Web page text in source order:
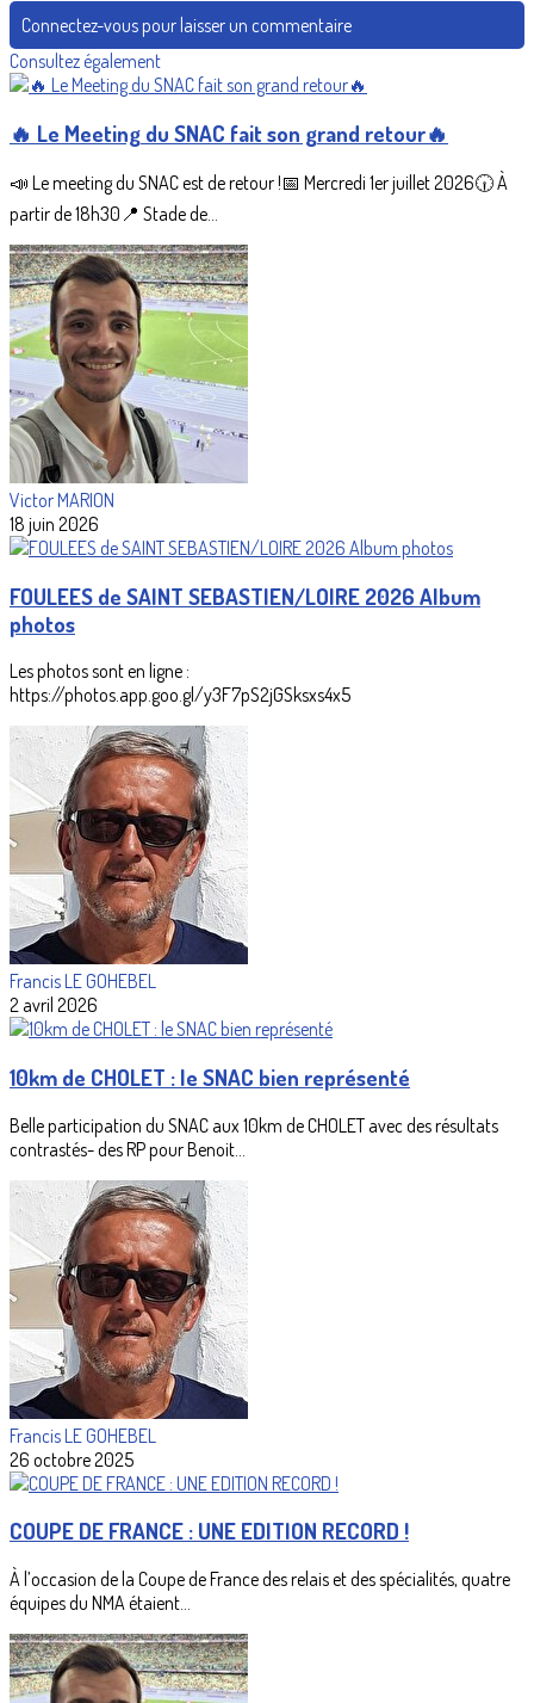
Connectez-vous pour laisser un commentaire
Consultez également
🔥 Le Meeting du SNAC fait son grand retour🔥
📣 Le meeting du SNAC est de retour !📅 Mercredi 1er juillet 2026🕡 À
partir de 18h30📍 Stade de...
Victor MARION
18 juin 2026
FOULEES de SAINT SEBASTIEN/LOIRE 2026 Album
photos
Les photos sont en ligne :
https://photos.app.goo.gl/y3F7pS2jGSksxs4x5
Francis LE GOHEBEL
2 avril 2026
10km de CHOLET : le SNAC bien représenté
Belle participation du SNAC aux 10km de CHOLET avec des résultats
contrastés- des RP pour Benoit...
Francis LE GOHEBEL
26 octobre 2025
COUPE DE FRANCE : UNE EDITION RECORD !
À l’occasion de la Coupe de France des relais et des spécialités, quatre
équipes du NMA étaient...